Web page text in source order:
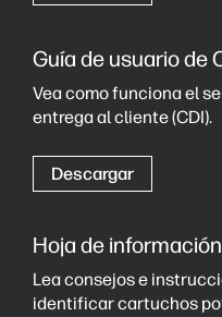
Guía de usuario de
Vea como funciona el
entrega al cliente (CDI).
Descargar
Hoja de
Lea consejos e
identificar cartuchos